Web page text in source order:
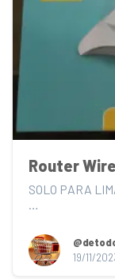
Router
SOLO PARA
T...
19/11/